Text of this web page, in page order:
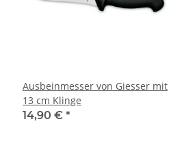
Ausbeinmesser von Giesser mit
13 cm Klinge
14,90 € *